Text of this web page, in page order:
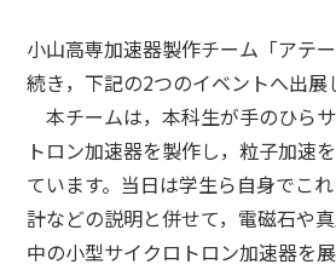
小山高専加速器製作チーム「アテ
続き，下記の2つのイベントへ出展
本チームは，本科生が手のひら
トロン加速器を製作し，粒子加速
ています。当日は学生ら自身でこ
計などの説明と併せて，電磁石や
中の小型サイクロトロン加速器を